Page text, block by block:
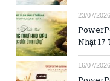
23/07/2026
Nhật 17
16/07/2026